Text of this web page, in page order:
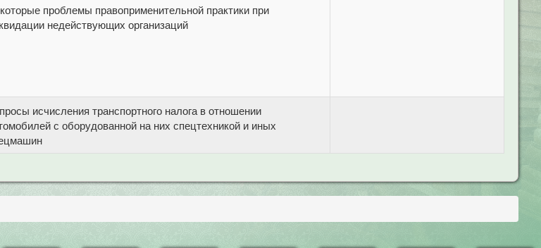
проблемы правоприменительной практики при
недействующих организаций
исчисления транспортного налога в отношении
с оборудованной на них спецтехникой и иных